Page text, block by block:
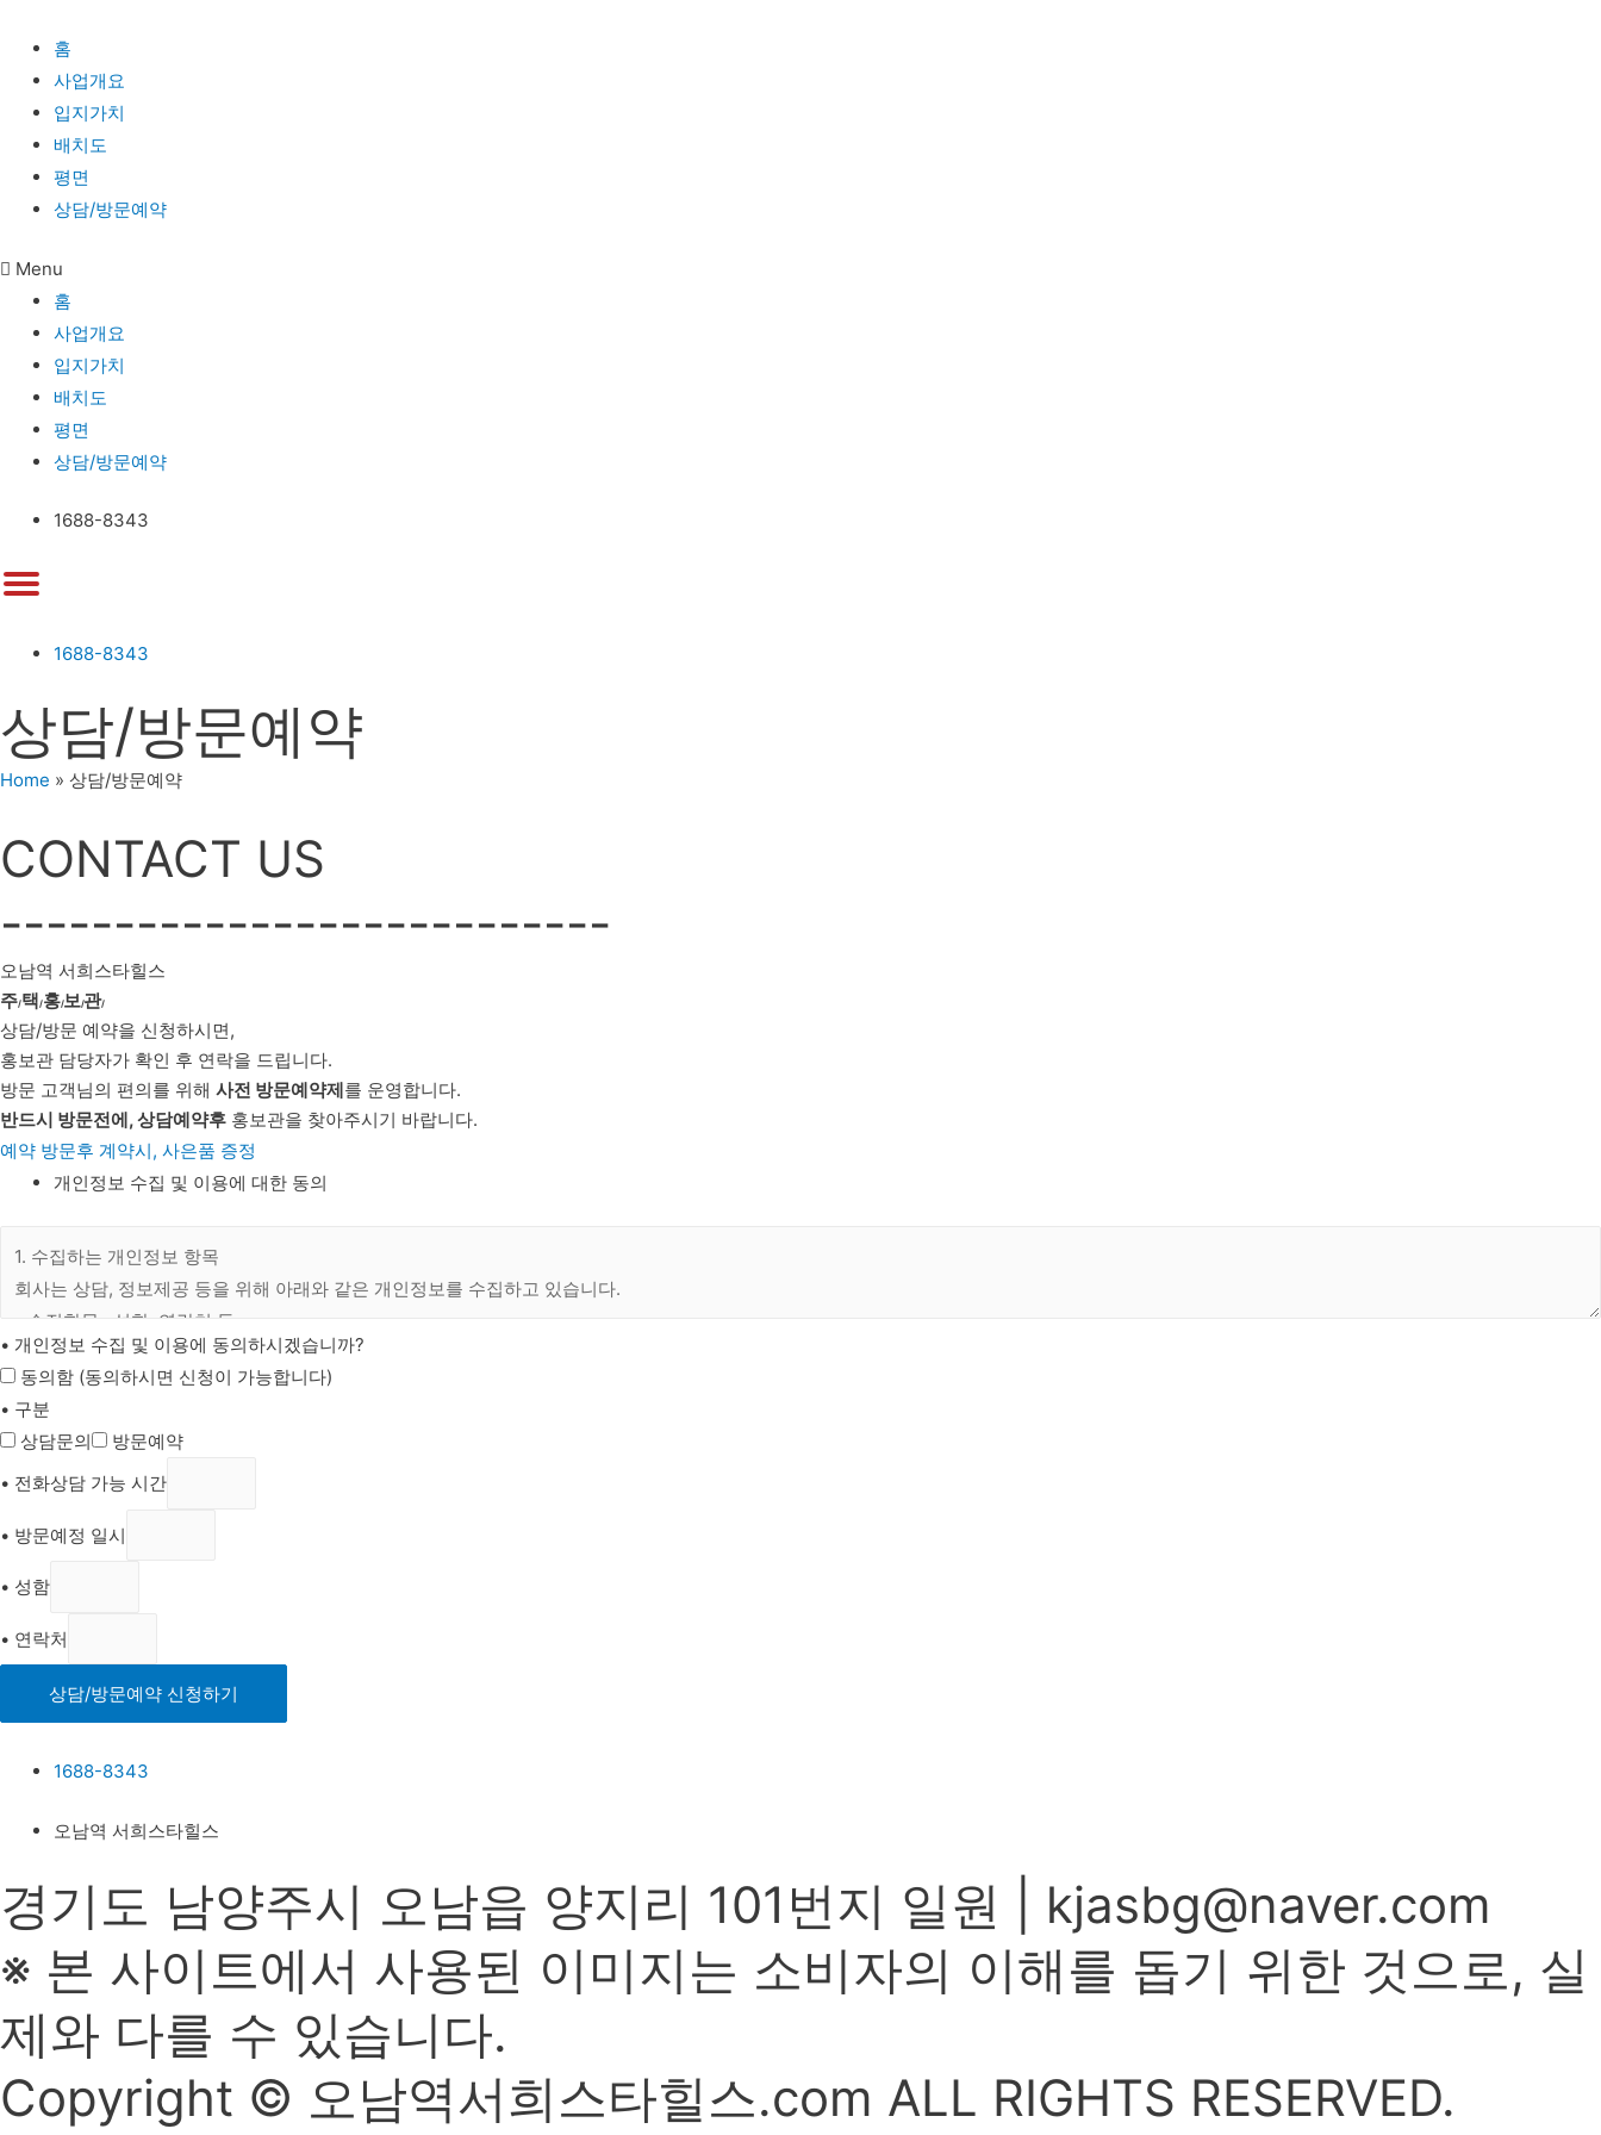
홈
사업개요
입지가치
배치도
평면
상담/방문예약
Menu
홈
사업개요
입지가치
배치도
평면
상담/방문예약
1688-8343
1688-8343
상담/방문예약
Home » 상담/방문예약
CONTACT US
---------------------------
오남역 서희스타힐스
주/택 /홍/보/관/
상담/방문 예약을 신청하시면,
홍보관 담당자가 확인 후 연락을 드립니다.
방문 고객님의 편의를 위해 사전 방문예약제를 운영합니다.
반드시 방문전에, 상담예약후 홍보관을 찾아주시기 바랍니다.
예약 방문후 계약시, 사은품 증정
개인정보 수집 및 이용에 대한 동의
• 개인정보 수집 및 이용에 동의하시겠습니까?
동의함 (동의하시면 신청이 가능합니다)
• 구분
상담문의
방문예약
• 전화상담 가능 시간
• 방문예정 일시
• 성함
• 연락처
상담/방문예약 신청하기
1688-8343
오남역 서희스타힐스
경기도 남양주시 오남읍 양지리 101번지 일원 | kjasbg@naver.com
※ 본 사이트에서 사용된 이미지는 소비자의 이해를 돕기 위한 것으로, 실
제와 다를 수 있습니다.
Copyright © 오남역서희스타힐스.com ALL RIGHTS RESERVED.